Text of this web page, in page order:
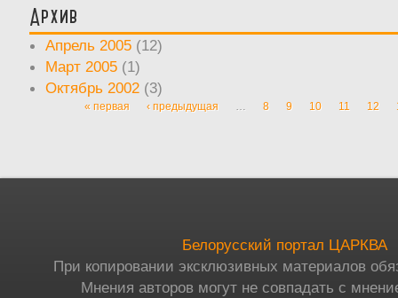
Архив
Апрель 2005 (12)
Март 2005 (1)
Октябрь 2002 (3)
Страницы
« первая ‹ предыдущая … 8 9 10 11 12
Белорусский портал ЦАРКВА
При копировании эксклюзивных материалов
Мнения авторов могут не совпадать с